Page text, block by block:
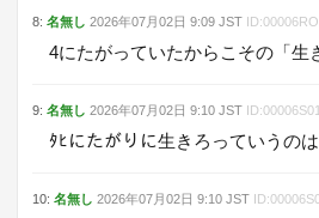
8: 名無し 2026年07月02日 9:09 JST ID:
4にたがっていたからこその「生
9: 名無し 2026年07月02日 9:10 JST ID:
ﾀﾋにたがりに生きろっていうの
10: 名無し 2026年07月02日 9:10 JST ID: